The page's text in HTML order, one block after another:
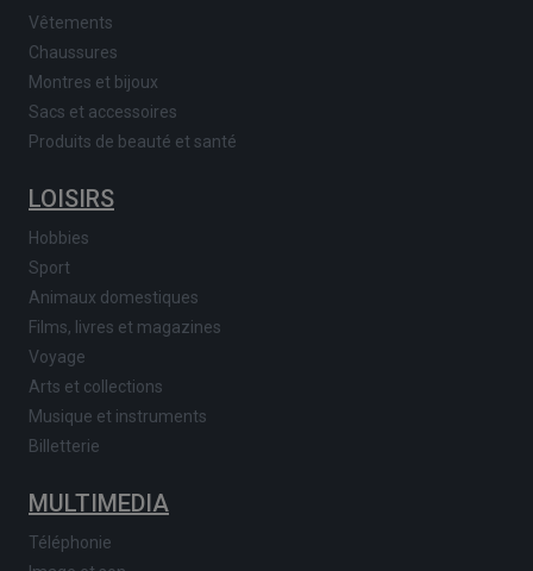
Vêtements
Chaussures
Montres et bijoux
Sacs et accessoires
Produits de beauté et santé
LOISIRS
Hobbies
Sport
Animaux domestiques
Films, livres et magazines
Voyage
Arts et collections
Musique et instruments
Billetterie
MULTIMEDIA
Téléphonie